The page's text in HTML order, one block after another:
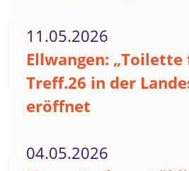
11.05.2026
Ellwangen:
Treff.26 in der
eröffnet
04.05.2026